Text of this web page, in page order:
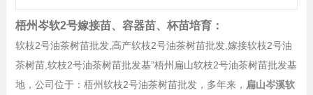
梧州岑软2号嫁接苗、容器苗、杯苗培育：
软枝2号油茶树苗批发,高产软枝2号油茶树苗批发,嫁接软枝2号油
茶树苗,软枝2号油茶树苗批发基”梧州扁山软枝2号油茶树苗批发基
地，公司位于：梧州软枝2号油茶树苗批发，多年来， 扁山岑溪软